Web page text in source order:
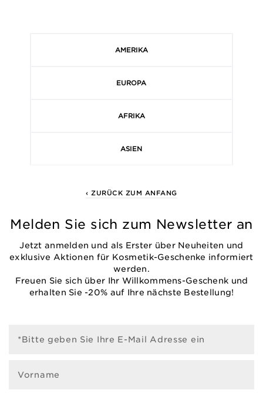
AMERIKA
EUROPA
AFRIKA
ASIEN
‹ ZURÜCK ZUM ANFANG
Melden Sie sich zum Newsletter an
Jetzt anmelden und als Erster über Neuheiten und
exklusive Aktionen für Kosmetik-Geschenke informiert
werden.
Freuen Sie sich über Ihr Willkommens-Geschenk und
erhalten Sie -20% auf Ihre nächste Bestellung!
*Bitte geben Sie Ihre E-Mail Adresse ein
Vorname